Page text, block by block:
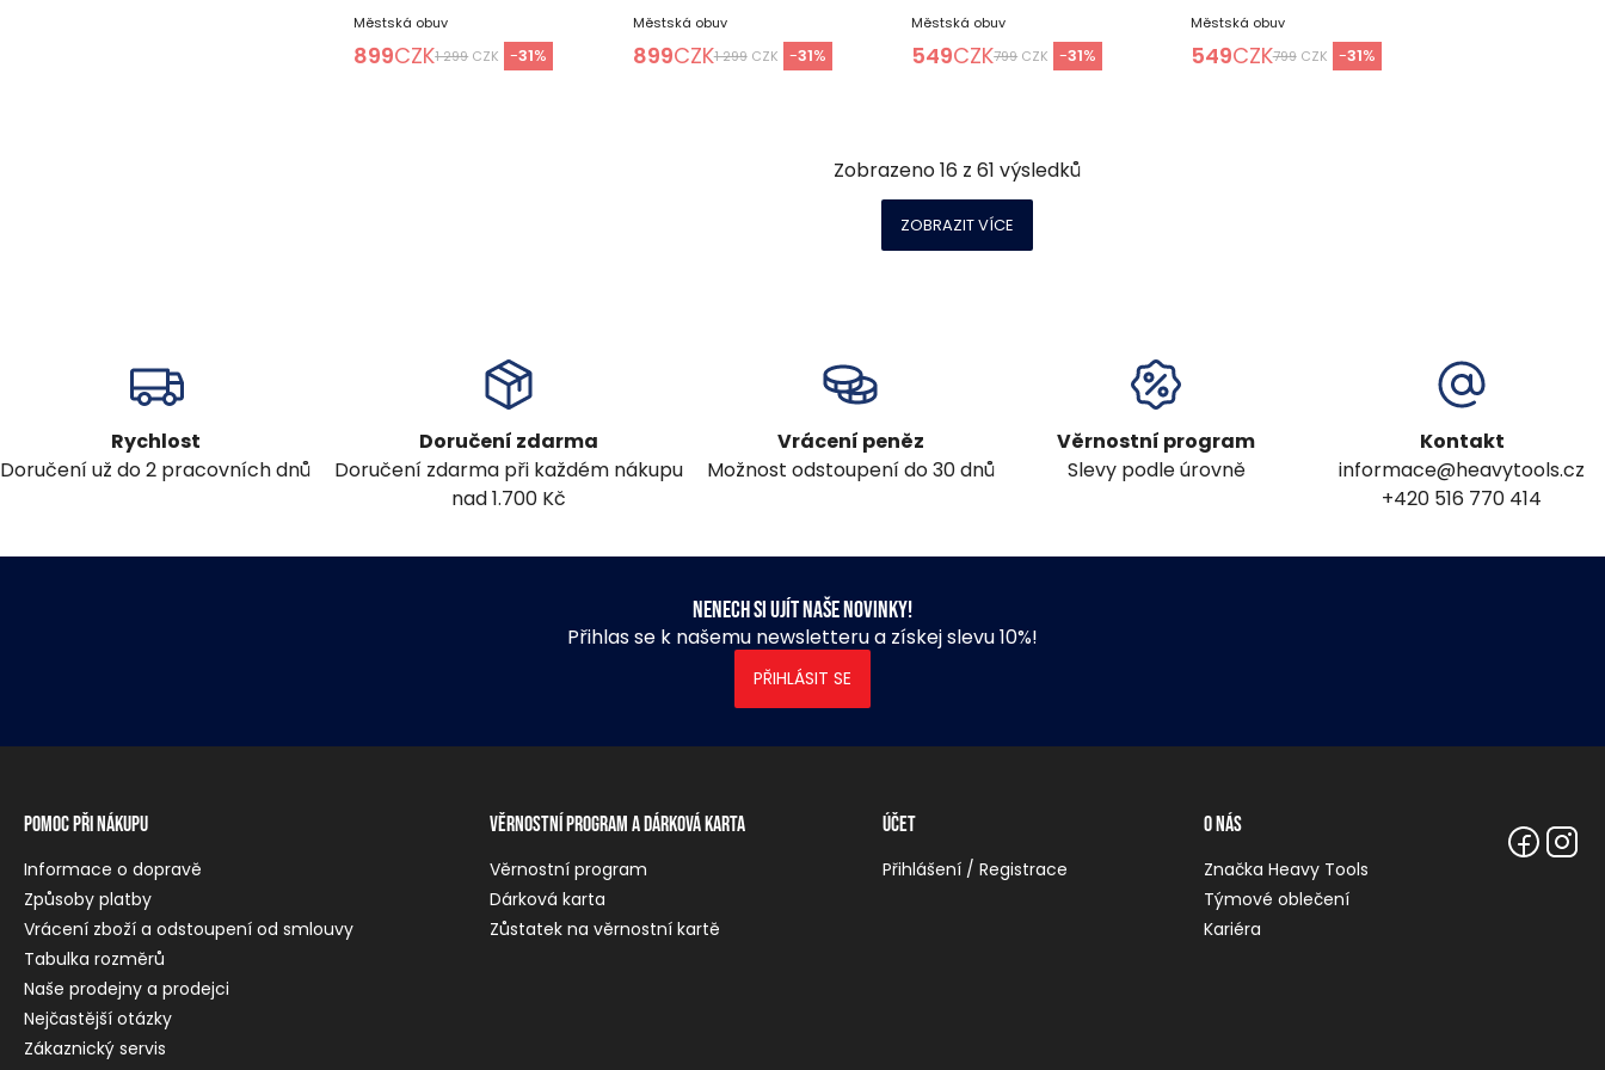
Městská obuv
899CZK1 299 CZK -31%
Městská obuv
899CZK1 299CZK -31%
Městská obuv
549CZK799 CZK -31%
Městská obuv
549CZK799CZK -31%
Zobrazeno16 z61 výsledků
ZOBRAZIT VÍCE
Rychlost
Doručení už do 2 pracovních dnů
Doručení zdarma
Doručení zdarma při každém nákupu
nad 1.700 Kč
Vrácení peněz
Možnost odstoupení do 30 dnů
Věrnostní program
Slevy podle úrovně
Kontakt
informace@heavytools.cz
+420 516 770 414
Nenech si ujít naše novinky!
Přihlas se k našemu newsletteru a získej slevu 10%!
PŘIHLÁSIT SE
Pomoc při nákupu
Informace o dopravě
Způsoby platby
Vrácení zboží a odstoupení od smlouvy
Tabulka rozměrů
Naše prodejny a prodejci
Nejčastější otázky
Zákaznický servis
Věrnostní program a dárková karta
Věrnostní program
Dárková karta
Zůstatek na věrnostní kartě
Účet
Přihlášení / Registrace
O nás
Značka Heavy Tools
Týmové oblečení
Kariéra